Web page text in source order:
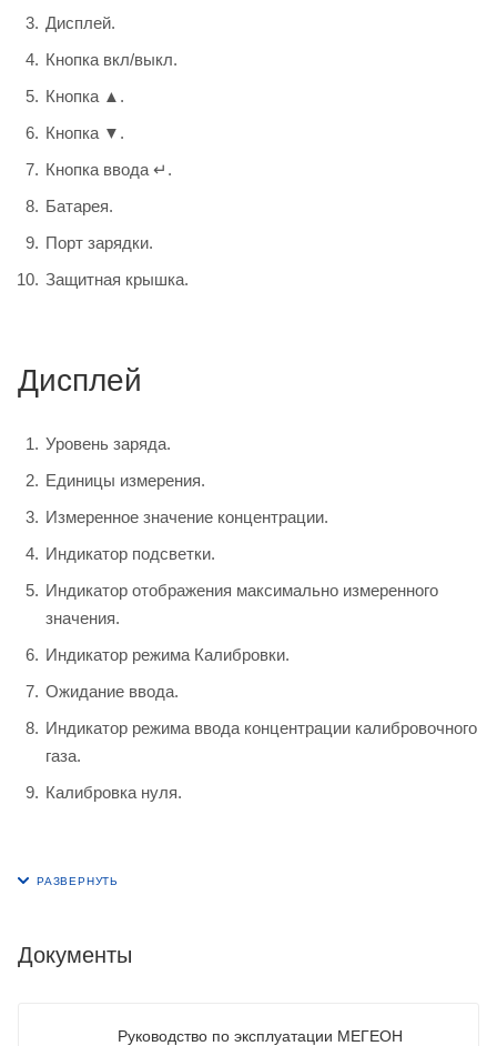
Дисплей.
Кнопка вкл/выкл.
Кнопка ▲.
Кнопка ▼.
Кнопка ввода ↵.
Батарея.
Порт зарядки.
Защитная крышка.
Дисплей
Уровень заряда.
Единицы измерения.
Измеренное значение концентрации.
Индикатор подсветки.
Индикатор отображения максимально измеренного
значения.
Индикатор режима Калибровки.
Ожидание ввода.
Индикатор режима ввода концентрации калибровочного
газа.
Калибровка нуля.
Документы
Руководство по эксплуатации МЕГЕОН